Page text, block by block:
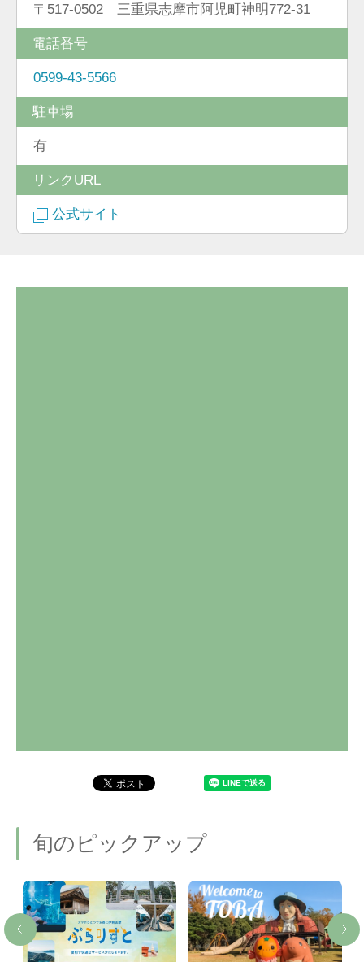
〒517-0502 三重県志摩市阿児町神明772-31
電話番号
0599-43-5566
駐車場
有
リンクURL
公式サイト
旬のピックアップ